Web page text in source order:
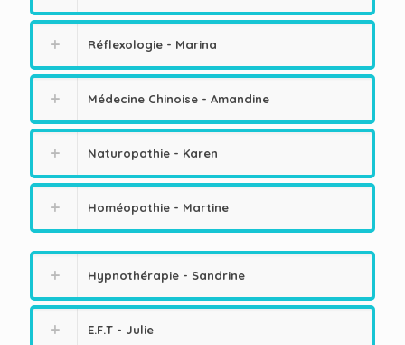
Réflexologie - Marina
Médecine Chinoise - Amandine
Naturopathie - Karen
Homéopathie - Martine
Hypnothérapie - Sandrine
E.F.T - Julie